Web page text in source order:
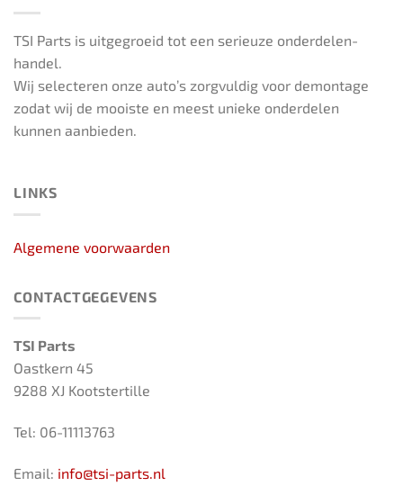
TSI Parts is uitgegroeid tot een serieuze onderdelen-
handel.
Wij selecteren onze auto’s zorgvuldig voor demontage
zodat wij de mooiste en meest unieke onderdelen
kunnen aanbieden.
LINKS
Algemene voorwaarden
CONTACTGEGEVENS
TSI Parts
Oastkern 45
9288 XJ Kootstertille
Tel: 06-11113763
Email: info@tsi-parts.nl